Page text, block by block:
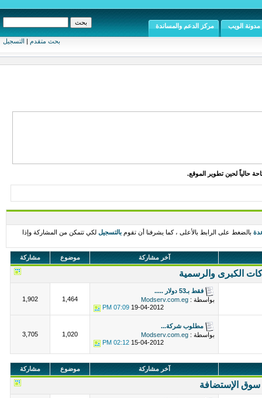
بحث متقدم | التسجيل
مدونة الويب مركز الدعم والمساندة
حالياً لحين تطوير الموقع.
بالضغط على الرابط بالأعلى ، كما يشرفنا أن تقوم بالتسجيل لكي تتمكن من المشاركة وإذا
آخر مشاركة موضوع مشاركة
الكبرى والرسمية
فقط بـ53 دولار .....
بواسطة : Modserv.com.eg
19-04-2012
07:09 PM
1,464
1,902
مطلوب شركة...
بواسطة : Modserv.com.eg
15-04-2012
02:12 PM
1,020
3,705
آخر مشاركة موضوع مشاركة
سوق الإستضافة